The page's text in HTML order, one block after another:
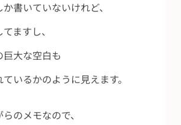
書いていないけれど、
ますし、
大な空白も
いるかのように見えます。
のメモなので、